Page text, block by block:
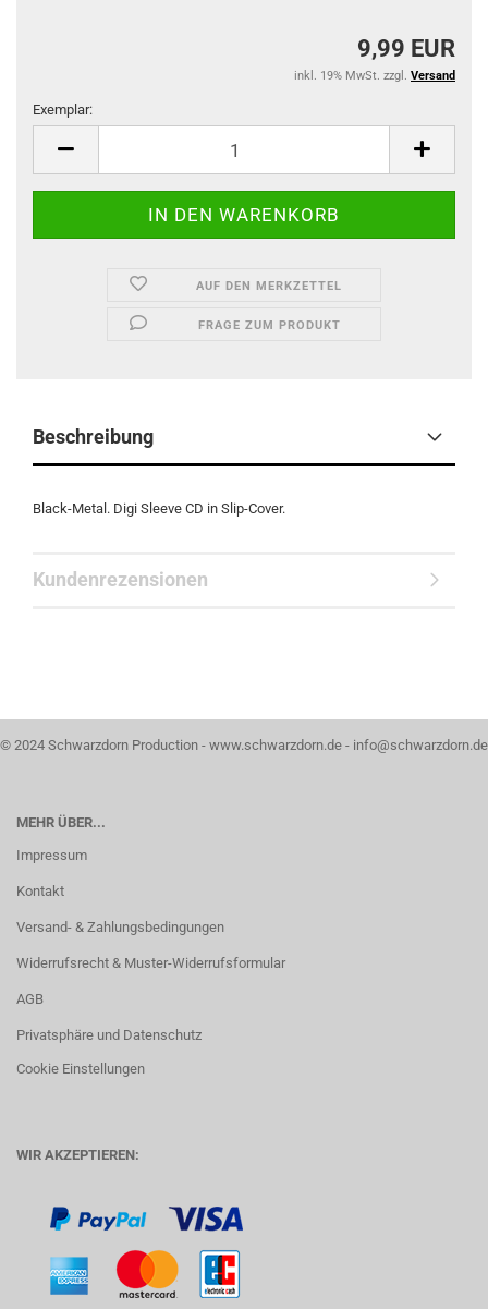
9,99 EUR
inkl. 19% MwSt. zzgl. Versand
Exemplar:
AUF DEN MERKZETTEL
FRAGE ZUM PRODUKT
Beschreibung
Black-Metal. Digi Sleeve CD in Slip-Cover.
Kundenrezensionen
© 2024 Schwarzdorn Production - www.schwarzdorn.de - info@schwarzdorn.de
MEHR ÜBER...
Impressum
Kontakt
Versand- & Zahlungsbedingungen
Widerrufsrecht & Muster-Widerrufsformular
AGB
Privatsphäre und Datenschutz
Cookie Einstellungen
WIR AKZEPTIEREN: